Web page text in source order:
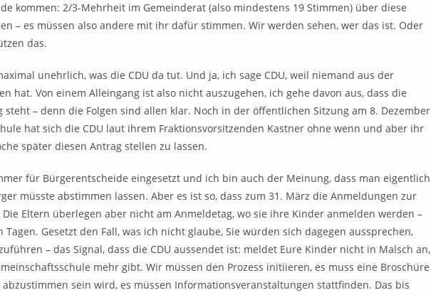
kommen: 2/3-Mehrheit im Gemeinderat (also mindestens 19 Stimmen) über diese
– es müssen also andere mit ihr dafür stimmen. Wir werden sehen, wer das ist. Oder
das.
unehrlich, was die CDU da tut. Und ja, ich sage CDU, weil niemand aus der
hat. Von einem Alleingang ist also nicht auszugehen, ich gehe davon aus, dass die
– denn die Folgen sind allen klar. Noch in der öffentlichen Sitzung am 8. Dezember
hat sich die CDU laut ihrem Fraktionsvorsitzenden Kastner ohne wenn und aber ihr
später diesen Antrag stellen zu lassen.
für Bürgerentscheide eingesetzt und ich bin auch der Meinung, dass man eigentlich
müsste abstimmen lassen. Aber es ist so, dass zum 31. März die Anmeldungen zur
Eltern überlegen aber nicht am Anmeldetag, wo sie ihre Kinder anmelden werden –
Gesetzt den Fall, was ich nicht glaube, Sie würden sich dagegen aussprechen,
– das Signal, dass die CDU aussendet ist: meldet Eure Kinder nicht in Malsch an,
mehr gibt. Wir müssen den Prozess initiieren, es muss eine Broschüre
sein wird, es müssen Informationsveranstaltungen stattfinden. Das bis